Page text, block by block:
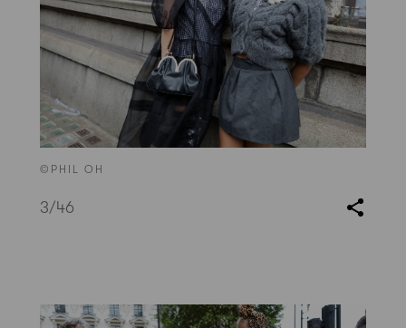
©PHIL OH
3/46